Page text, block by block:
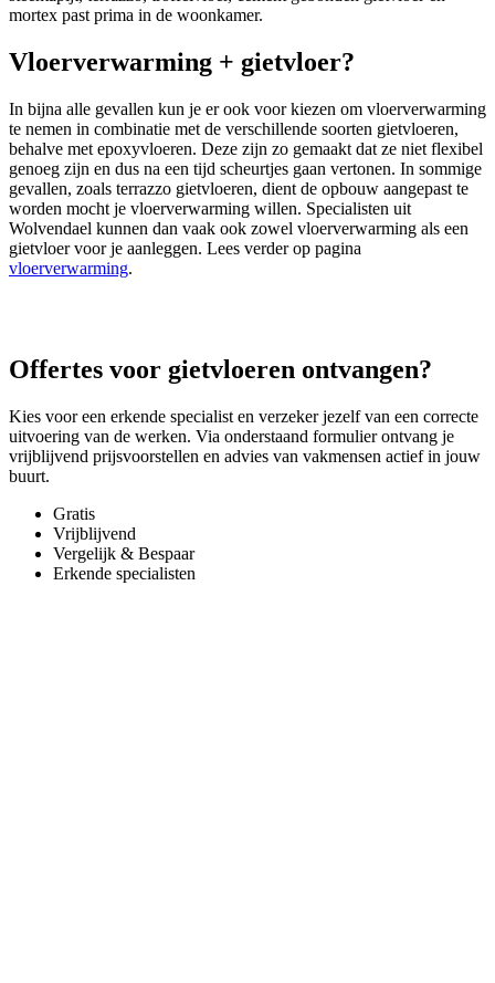
mortex past prima in de woonkamer.
Vloerverwarming + gietvloer?
In bijna alle gevallen kun je er ook voor kiezen om vloerverwarming
te nemen in combinatie met de verschillende soorten gietvloeren,
behalve met epoxyvloeren. Deze zijn zo gemaakt dat ze niet flexibel
genoeg zijn en dus na een tijd scheurtjes gaan vertonen. In sommige
gevallen, zoals terrazzo gietvloeren, dient de opbouw aangepast te
worden mocht je vloerverwarming willen. Specialisten uit
Wolvendael kunnen dan vaak ook zowel vloerverwarming als een
gietvloer voor je aanleggen. Lees verder op pagina
vloerverwarming.
Offertes voor gietvloeren ontvangen?
Kies voor een erkende specialist en verzeker jezelf van een correcte
uitvoering van de werken. Via onderstaand formulier ontvang je
vrijblijvend prijsvoorstellen en advies van vakmensen actief in jouw
buurt.
Gratis
Vrijblijvend
Vergelijk & Bespaar
Erkende specialisten